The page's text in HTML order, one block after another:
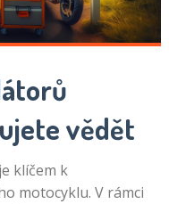
vědět
klíčem k
motocyklu. V rámci